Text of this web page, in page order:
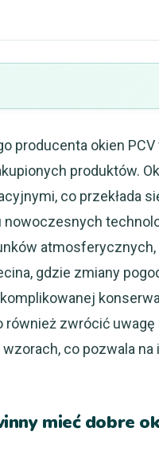
producenta okien
produktów.
co przekłada
gdzie zmiany
również zwrócić
co pozwala
mieć dobre